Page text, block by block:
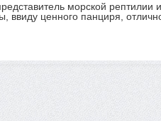
морской рептилии
ввиду ценного панциря,